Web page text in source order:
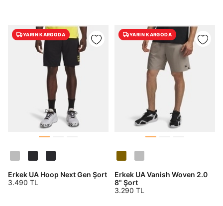
YARIN KARGODA
Erkek UA Hoop Next Gen Şort
3.490 TL
YARIN KARGODA
Erkek UA Vanish Woven 2.0
8" Şort
3.290 TL
Term Of Use
Kapat
Kapat
Siparişinizin durumu hakkında bilgi alabilmek için
aşağıdaki bilgileri giriniz.
Sipariş Numaranız *
SMS Onay Kodu
Bilgilerinizi güncellemek için lütfen telefonunuza SMS
ile gelen kodu girerek telefon numaranızı doğrulayın.
SMS Onay Kodu
Bilgilerinizi güncellemek için lütfen telefonunuza SMS
ile gelen kodu girerek telefon numaranızı doğrulayın.